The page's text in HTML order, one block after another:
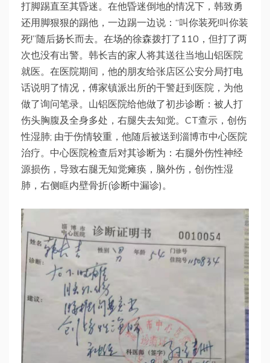
打脚踢直至其昏迷。在他昏迷倒地的情况下，韩致勇
还用脚狠狠的踢他，一边踢一边说：“叫你装死!叫你装
死!”随后扬长而去。在场的徐森拨打了110，但打了两
次也没有出警。韩长吉的家人将其送往当地山铝医院
就医。在医院期间，他的朋友给张店区公安分局打电
话说明了情况，傅家镇派出所的干警赶到医院，为他
做了询问笔录。山铝医院给他做了初步诊断：被人打
伤头胸腹及全身多处，右腿失去知觉。CT查示，创伤
性湿肺; 由于伤情较重，他随后被送到淄博市中心医院
治疗。中心医院检查后对其诊断为：右腿外伤性神经
源损伤，导致右腿无知觉瘫痪，脑外伤，创伤性湿
肺，右侧眶内壁骨折(诊断中漏诊)。